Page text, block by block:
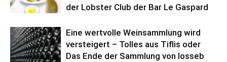
der Lobster Club der Bar Le Gaspard
Eine wertvolle Weinsammlung wird
versteigert – Tolles aus Tiflis oder
Das Ende der Sammlung von Iosseb